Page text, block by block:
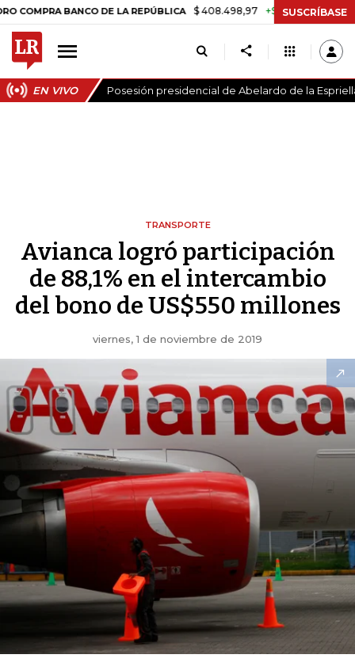
BANCO DE LA REPÚBLICA $ 408.498,97 +$ 8.753,81 +2,19%
SUSCRÍBASE
EN VIVO Posesión presidencial de Abelardo de la
TRANSPORTE
Avianca logró participación
de 88,1% en el intercambio
del bono de US$550 millones
viernes, 1 de noviembre de 2019